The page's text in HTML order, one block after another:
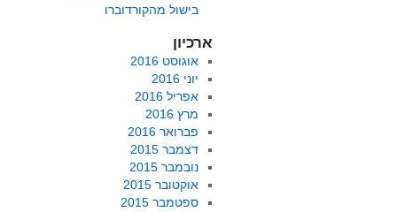
בישול מהקורדוברו
ארכיון
אוגוסט 2016
יוני 2016
אפריל 2016
מרץ 2016
פברואר 2016
דצמבר 2015
נובמבר 2015
אוקטובר 2015
ספטמבר 2015